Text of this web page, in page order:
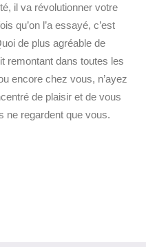
il va révolutionner votre
qu’on l’a essayé, c’est
de plus agréable de
remontant dans toutes les
encore chez vous, n’ayez
de plaisir et de vous
ne regardent que vous.